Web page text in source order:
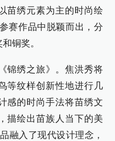
苗绣元素为主的时尚绘
赛作品中脱颖而出，分
铜奖。
锦绣之旅》。焦洪秀将
等纹样创新性地进行几
感的时尚手法将苗绣文
描绘出苗族人当下的美
融入了现代设计理念，